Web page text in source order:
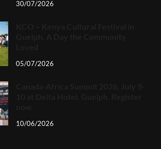
30/07/2026
05/07/2026
10/06/2026